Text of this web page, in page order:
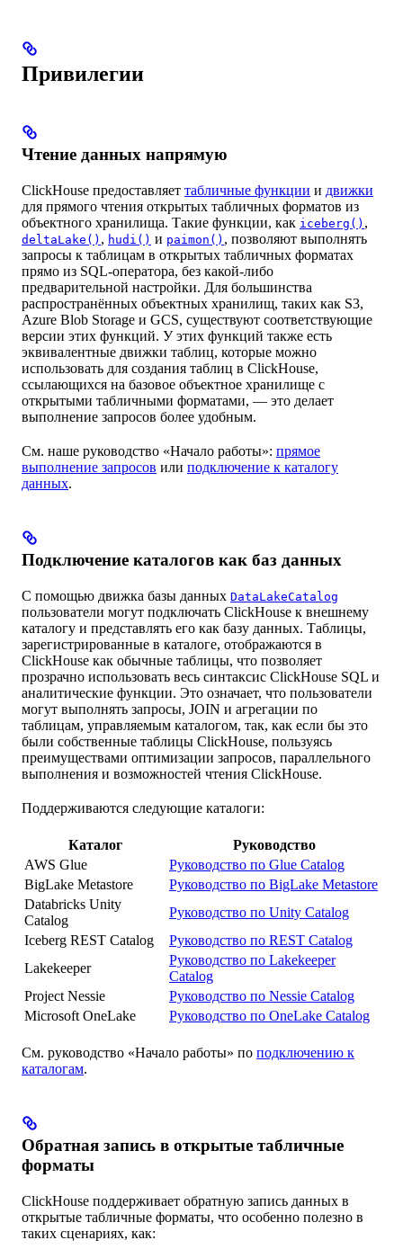
Привилегии
Чтение данных напрямую
ClickHouse предоставляет табличные функции и движки
для прямого чтения открытых табличных форматов из
объектного хранилища. Такие функции, как iceberg() ,
deltaLake() , hudi() и paimon() , позволяют выполнять
запросы к таблицам в открытых табличных форматах
прямо из SQL-оператора, без какой-либо
предварительной настройки. Для большинства
распространённых объектных хранилищ, таких как S3,
Azure Blob Storage и GCS, существуют соответствующие
версии этих функций. У этих функций также есть
эквивалентные движки таблиц, которые можно
использовать для создания таблиц в ClickHouse,
ссылающихся на базовое объектное хранилище с
открытыми табличными форматами, — это делает
выполнение запросов более удобным.
См. наше руководство «Начало работы»: прямое
выполнение запросов или подключение к каталогу
данных.
Подключение каталогов как баз данных
С помощью движка базы данных DataLakeCatalog
пользователи могут подключать ClickHouse к внешнему
каталогу и представлять его как базу данных. Таблицы,
зарегистрированные в каталоге, отображаются в
ClickHouse как обычные таблицы, что позволяет
прозрачно использовать весь синтаксис ClickHouse SQL и
аналитические функции. Это означает, что пользователи
могут выполнять запросы, JOIN и агрегации по
таблицам, управляемым каталогом, так, как если бы это
были собственные таблицы ClickHouse, пользуясь
преимуществами оптимизации запросов, параллельного
выполнения и возможностей чтения ClickHouse.
Поддерживаются следующие каталоги:
Каталог
Руководство
AWS Glue
Руководство по Glue Catalog
BigLake Metastore
Руководство по BigLake Metastore
Databricks Unity
Catalog
Руководство по Unity Catalog
Iceberg REST Catalog
Руководство по REST Catalog
Lakekeeper
Руководство по Lakekeeper
Catalog
Project Nessie
Руководство по Nessie Catalog
Microsoft OneLake
Руководство по OneLake Catalog
См. руководство «Начало работы» по подключению к
каталогам.
Обратная запись в открытые табличные
форматы
ClickHouse поддерживает обратную запись данных в
открытые табличные форматы, что особенно полезно в
таких сценариях, как: